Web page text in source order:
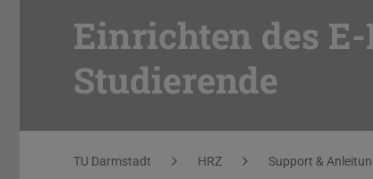
Einrichten des
Studierende
Sie befinden sich hier:
TU Darmstadt HRZ Support &